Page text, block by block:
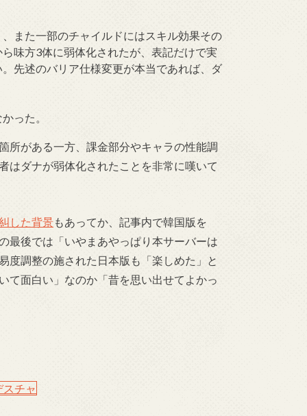
また一部のチャイルドにはスキル効果その
味方3体に弱体化されたが、表記だけで実
先述のバリア仕様変更が本当であれば、ダ
った。
所がある一方、課金部分やキャラの性能調
はダナが弱体化されたことを非常に嘆いて
した背景もあってか、記事内で韓国版を
最後では「いやまあやっぱり本サーバーは
度調整の施された日本版も「楽しめた」と
て面白い」なのか「昔を思い出せてよかっ
スチャ